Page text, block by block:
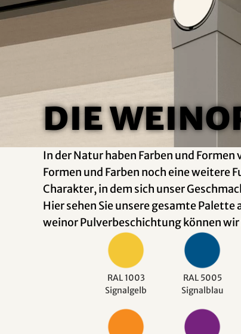
Die
In der Natur haben Farben und
Formen und Farben noch eine weitere
Charakter, in dem sich unser
Hier sehen Sie unsere gesamte
weinor Pulverbeschichtung können
RAL 1003
Signalgelb
RAL 5005
Signalblau